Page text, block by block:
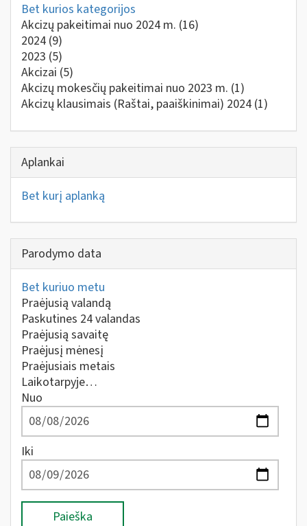
Bet kurios kategorijos
Akcizų pakeitimai nuo 2024 m. (16)
2024 (9)
2023 (5)
Akcizai (5)
Akcizų mokesčių pakeitimai nuo 2023 m. (1)
Akcizų klausimais (Raštai, paaiškinimai) 2024 (1)
Aplankai
Bet kurį aplanką
Parodymo data
Bet kuriuo metu
Praėjusią valandą
Paskutines 24 valandas
Praėjusią savaitę
Praėjusį mėnesį
Praėjusiais metais
Laikotarpyje…
Nuo
Iki
Paieška